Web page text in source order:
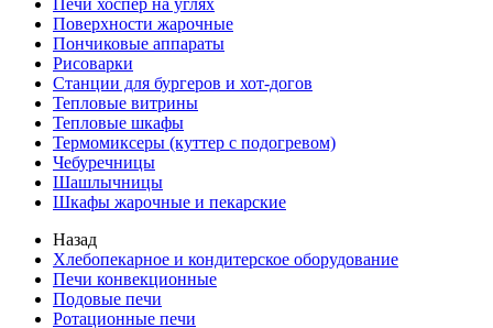
Печи хоспер на углях
Поверхности жарочные
Пончиковые аппараты
Рисоварки
Станции для бургеров и хот-догов
Тепловые витрины
Тепловые шкафы
Термомиксеры (куттер с подогревом)
Чебуречницы
Шашлычницы
Шкафы жарочные и пекарские
Назад
Хлебопекарное и кондитерское оборудование
Печи конвекционные
Подовые печи
Ротационные печи